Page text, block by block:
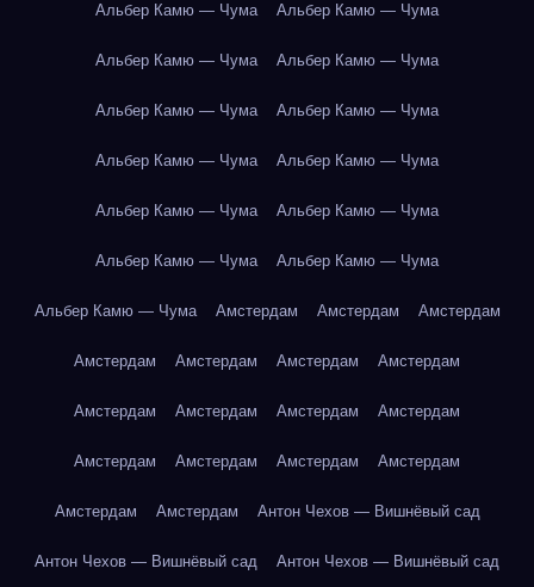
Альбер Камю — Чума Альбер Камю — Чума
Альбер Камю — Чума Альбер Камю — Чума
Альбер Камю — Чума Альбер Камю — Чума
Альбер Камю — Чума Альбер Камю — Чума
Альбер Камю — Чума Альбер Камю — Чума
Альбер Камю — Чума Альбер Камю — Чума
Альбер Камю — Чума Амстердам Амстердам Амстердам
Амстердам Амстердам Амстердам Амстердам
Амстердам Амстердам Амстердам Амстердам
Амстердам Амстердам Амстердам Амстердам
Амстердам Амстердам Антон Чехов — Вишнёвый сад
Антон Чехов — Вишнёвый сад Антон Чехов — Вишнёвый сад